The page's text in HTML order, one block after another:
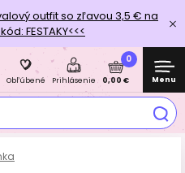
outfit so zľavou 3,5 € na
FESTAKY<<<
Obľúbené Prihlásenie
0
0,00 € Menu